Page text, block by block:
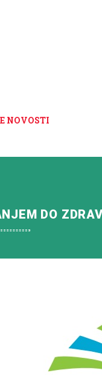
NOVOSTI
DO